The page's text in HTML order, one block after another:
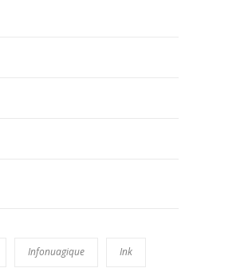
Infonuagique Ink